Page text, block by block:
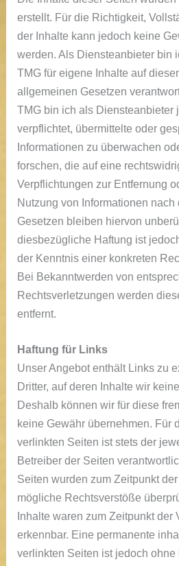
erstellt. Für die Richtigkeit,
der Inhalte kann jedoch keine
werden. Als Diensteanbieter bin
TMG für eigene Inhalte auf
allgemeinen Gesetzen
TMG bin ich als Diensteanbieter
verpflichtet, übermittelte oder
Informationen zu überwachen
forschen, die auf eine
Verpflichtungen zur Entfernung
Nutzung von Informationen
Gesetzen bleiben hiervon
diesbezügliche Haftung ist
der Kenntnis einer konkreten
Bei Bekanntwerden von
Rechtsverletzungen werden
entfernt.
Haftung für Links
Unser Angebot enthält Links zu
Dritter, auf deren Inhalte wir
Deshalb können wir für diese
keine Gewähr übernehmen. Für
verlinkten Seiten ist stets der
Betreiber der Seiten
Seiten wurden zum Zeitpunkt
mögliche Rechtsverstöße
Inhalte waren zum Zeitpunkt der
erkennbar. Eine permanente
verlinkten Seiten ist jedoch ohne